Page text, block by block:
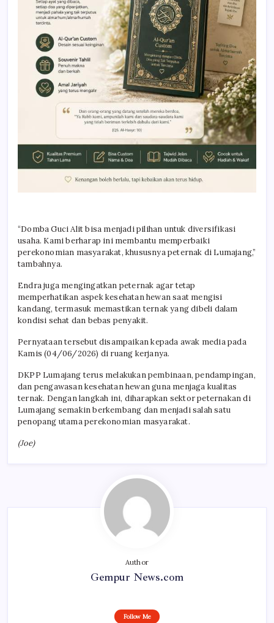
“Domba Guci Alit bisa menjadi pilihan untuk diversifikasi
usaha. Kami berharap ini membantu memperbaiki
perekonomian masyarakat, khususnya peternak di Lumajang,”
tambahnya.
Endra juga mengingatkan peternak agar tetap
memperhatikan aspek kesehatan hewan saat mengisi
kandang, termasuk memastikan ternak yang dibeli dalam
kondisi sehat dan bebas penyakit.
Pernyataan tersebut disampaikan kepada awak media pada
Kamis (04/06/2026) di ruang kerjanya.
DKPP Lumajang terus melakukan pembinaan, pendampingan,
dan pengawasan kesehatan hewan guna menjaga kualitas
ternak. Dengan langkah ini, diharapkan sektor peternakan di
Lumajang semakin berkembang dan menjadi salah satu
penopang utama perekonomian masyarakat.
(Joe)
Author
Gempur News.com
Follow Me